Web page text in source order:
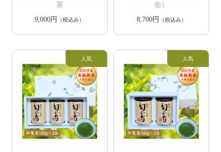
茶
9,000円
（税込み）
缶）
8,700円
（税込み）